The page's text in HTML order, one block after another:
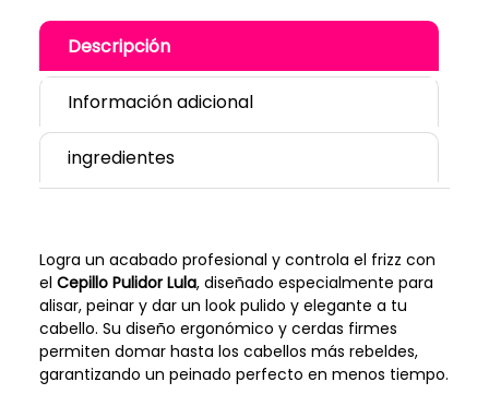
Descripción
Información adicional
ingredientes
Logra un acabado profesional y controla el frizz con
el Cepillo Pulidor Lula, diseñado especialmente para
alisar, peinar y dar un look pulido y elegante a tu
cabello. Su diseño ergonómico y cerdas firmes
permiten domar hasta los cabellos más rebeldes,
garantizando un peinado perfecto en menos tiempo.